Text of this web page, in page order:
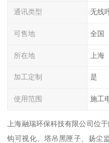
通讯类型 无线
可售地 全国
所在地 上海
加工定制 是
使用范围 施工
上海融瑞环保科技有限公司位
钩可视化、塔吊黑匣子、扬尘